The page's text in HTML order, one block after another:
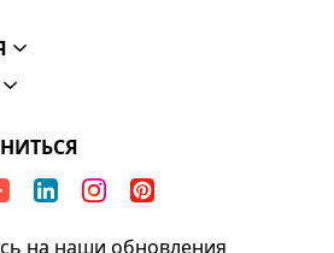
на наши обновления